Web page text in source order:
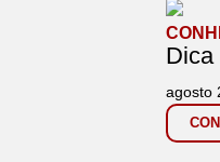
Dica
agosto